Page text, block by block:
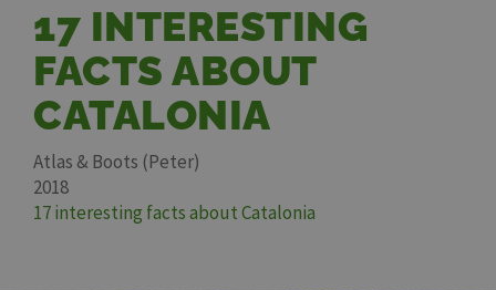
17 INTERESTING
FACTS ABOUT
CATALONIA
Atlas & Boots (Peter)
2018
17 interesting facts about Catalonia